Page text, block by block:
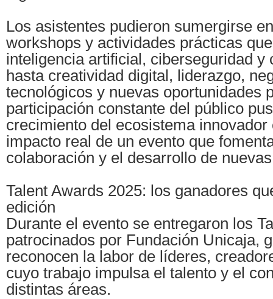
Los asistentes pudieron sumergirse
workshops y actividades prácticas
inteligencia artificial, ciberseguridad y
hasta creatividad digital, liderazgo,
tecnológicos y nuevas oportunidades
participación constante del público
crecimiento del ecosistema innovador
impacto real de un evento que
colaboración y el desarrollo de
Talent Awards 2025: los ganadores
edición
Durante el evento se entregaron los
patrocinados por Fundación Unicaja,
reconocen la labor de líderes,
cuyo trabajo impulsa el talento y el
distintas áreas.